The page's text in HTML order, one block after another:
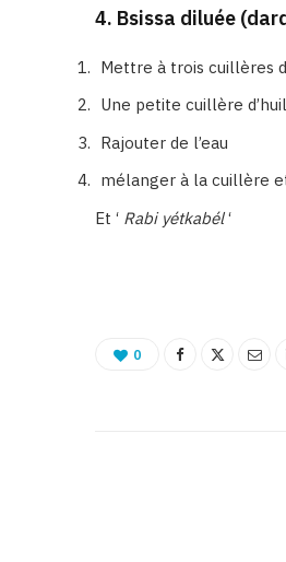
4. Bsissa diluée
Mettre à trois cuillères
Une petite cuillère
Rajouter de l’eau
mélanger à la cuillère
Et ‘ Rabi yétkabél‘
0